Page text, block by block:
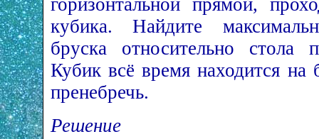
горизонтальной прямой,
кубика. Найдите
бруска относительно стола
Кубик всё время находится на
пренебречь.
Решение